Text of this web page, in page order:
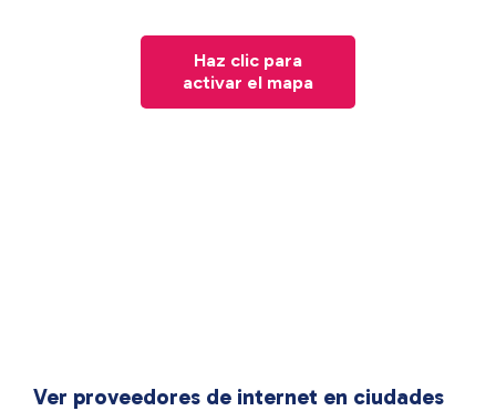
Haz clic para
activar el mapa
Ver proveedores de internet en ciudades